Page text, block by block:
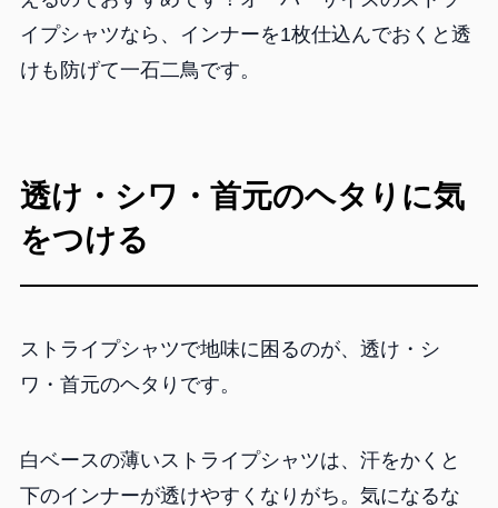
イプシャツなら、インナーを1枚仕込んでおくと透
けも防げて一石二鳥です。
透け・シワ・首元のヘタりに気
をつける
ストライプシャツで地味に困るのが、透け・シ
ワ・首元のヘタりです。
白ベースの薄いストライプシャツは、汗をかくと
下のインナーが透けやすくなりがち。気になるな